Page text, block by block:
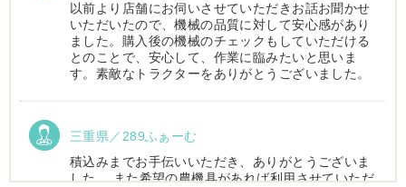
以前より店舗にお伺いさせていただきお話お聞かせ
いただいたので、機械の品質に対して安心感があり
ました。購入後の機械のチェックもしていただける
とのことで、安心して、作業に臨みたいと思いま
す。素敵なトラクターをありがとうございました。
三重県／289ふぁーむ
積込みまでお手伝いいただき、ありがとうございま
した。 また希望の農機具があれば利用させていただ